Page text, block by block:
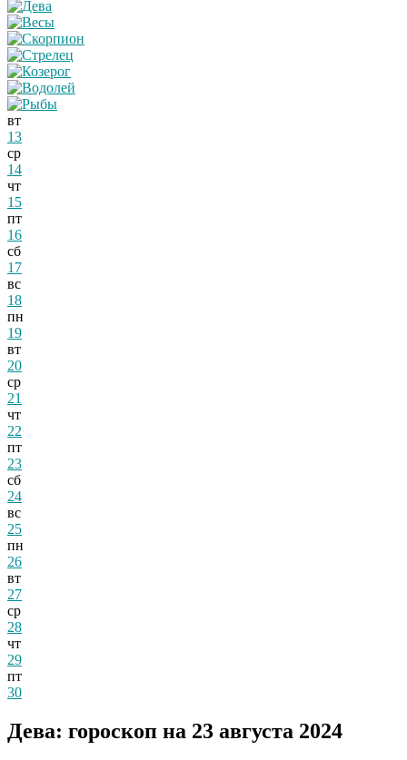
вт
13
ср
14
чт
15
пт
16
сб
17
вс
18
пн
19
вт
20
ср
21
чт
22
пт
23
сб
24
вс
25
пн
26
вт
27
ср
28
чт
29
пт
30
Дева: гороскоп на 23 августа 2024